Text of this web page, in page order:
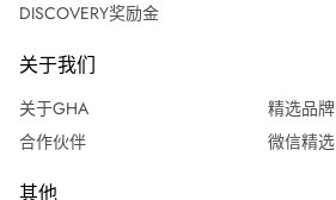
DISCOVERY奖励金
关于我们
关于GHA
精选品牌
合作伙伴
微信精选
其他